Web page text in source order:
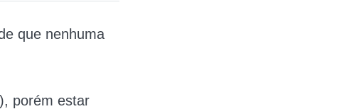
que nenhuma
porém estar